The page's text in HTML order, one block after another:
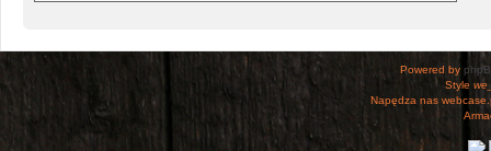
Powered by
Style
Napędza nas